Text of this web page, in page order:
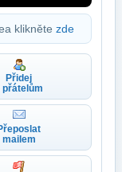
klikněte zde
Přidej
přátelům
mailem